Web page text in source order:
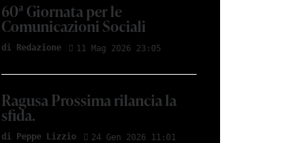
60ª Giornata per le
Comunicazioni Sociali
di Red­azio­ne 11 Mag 2026 23:05
Ragusa Prossima rilancia la
sfida.
di Peppe Li­z­zio 24 Gen 2026 11:01